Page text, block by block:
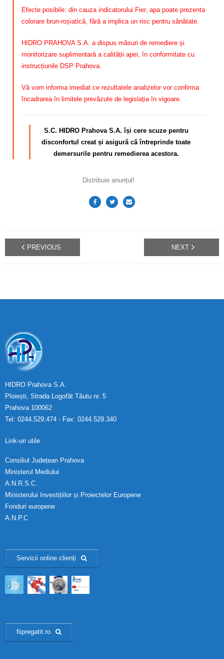
Efecte posibile: din cauza indicatorului Fier, apa poate prezenta
colorare brun-roșiatică, fără a implica un risc pentru sănătate.
HIDRO PRAHOVA S.A. a dispus măsuri de remediere și
monitorizare suplimentară a calității apei, în conformitate cu
instrucțiunile DSP Prahova.
Vă vom informa imediat ce rezultatele analizelor vor confirma
încadrarea în limitele prevăzute de legislația în vigoare.
S.C. HIDRO Prahova S.A. își cere scuze pentru
disconfortul creat și asigură că întreprinde toate
demersurile pentru remedierea acestora.
Distribuie anunțul!
PREVIOUS NEXT
HIDRO Prahova S.A.
Ploiești, Strada Logofăt Tăutu nr. 5
Prahova 100062
Tel: 0244.529.474 - Fax: 0244.529.340
Link-uri utile
Consiliul Județean Prahova
Ministerul Mediului
A.N.R.S.C.
Ministerului Investițiilor și Proiectelor Europene
Fonduri europene
A.N.P.C
Servicii online clienți
fiipregatit.ro